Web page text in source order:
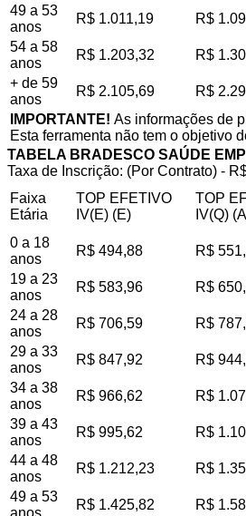
49 a 53
anos
R$ 1.011,19 R$
54 a 58
anos
R$ 1.203,32 R$
+ de 59
anos
R$ 2.105,69 R$
IMPORTANTE! As informações de
Esta ferramenta não tem o objetivo
TABELA BRADESCO SAÚDE
Taxa de Inscrição: (Por Contrato) -
Faixa
Etária
TOP EFETIVO
IV(E) (E)
TOP
IV(Q)
0 a 18
anos
R$ 494,88 R$
19 a 23
anos
R$ 583,96 R$
24 a 28
anos
R$ 706,59 R$
29 a 33
anos
R$ 847,92 R$
34 a 38
anos
R$ 966,62 R$
39 a 43
anos
R$ 995,62 R$
44 a 48
anos
R$ 1.212,23 R$
49 a 53
R$ 1.425,82 R$